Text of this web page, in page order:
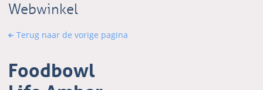
Webwinkel
Terug naar de vorige pagina
Foodbowl